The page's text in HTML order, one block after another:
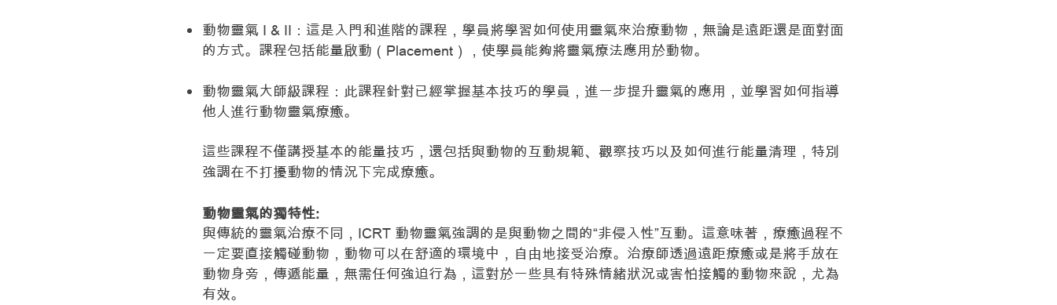
動物靈氣 I & II：這是入門和進階的課程，學員將學習如何使用靈氣來治療動物，無論是遠距還是面對面
的方式。課程包括能量啟動（Placement），使學員能夠將靈氣療法應用於動物。
動物靈氣大師級課程：此課程針對已經掌握基本技巧的學員，進一步提升靈氣的應用，並學習如何指導
他人進行動物靈氣療癒。
這些課程不僅講授基本的能量技巧，還包括與動物的互動規範、觀察技巧以及如何進行能量清理，特別
強調在不打擾動物的情況下完成療癒。
動物靈氣的獨特性:
與傳統的靈氣治療不同，ICRT 動物靈氣強調的是與動物之間的“非侵入性”互動。這意味著，療癒過程不
一定要直接觸碰動物，動物可以在舒適的環境中，自由地接受治療。治療師透過遠距療癒或是將手放在
動物身旁，傳遞能量，無需任何強迫行為，這對於一些具有特殊情緒狀況或害怕接觸的動物來說，尤為
有效。